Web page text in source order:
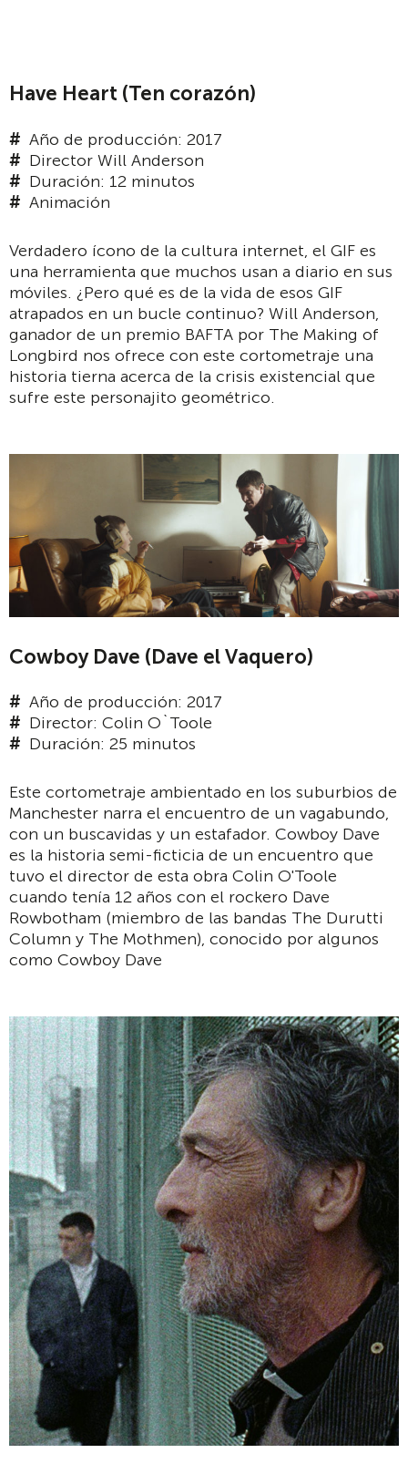
Have Heart (Ten corazón)
Año de producción: 2017
Director Will Anderson
Duración: 12 minutos
Animación
Verdadero ícono de la cultura internet, el GIF es
una herramienta que muchos usan a diario en sus
móviles. ¿Pero qué es de la vida de esos GIF
atrapados en un bucle continuo? Will Anderson,
ganador de un premio BAFTA por The Making of
Longbird nos ofrece con este cortometraje una
historia tierna acerca de la crisis existencial que
sufre este personajito geométrico.
Cowboy Dave (Dave el Vaquero)
Año de producción: 2017
Director: Colin O`Toole
Duración: 25 minutos
Este cortometraje ambientado en los suburbios de
Manchester narra el encuentro de un vagabundo,
con un buscavidas y un estafador. Cowboy Dave
es la historia semi-ficticia de un encuentro que
tuvo el director de esta obra Colin O'Toole
cuando tenía 12 años con el rockero Dave
Rowbotham (miembro de las bandas The Durutti
Column y The Mothmen), conocido por algunos
como Cowboy Dave